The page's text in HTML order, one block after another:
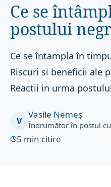
Ce se
postului
Ce se întampla în
Riscuri si beneficii ale
Reactii in urma
V
Vasile Nemeș
Îndrumător în postul
5 min citire